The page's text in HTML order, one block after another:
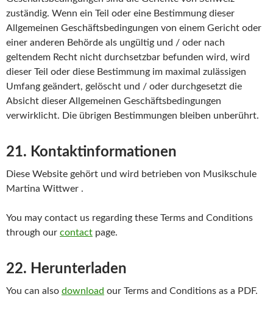
zuständig. Wenn ein Teil oder eine Bestimmung dieser
Allgemeinen Geschäftsbedingungen von einem Gericht oder
einer anderen Behörde als ungültig und / oder nach
geltendem Recht nicht durchsetzbar befunden wird, wird
dieser Teil oder diese Bestimmung im maximal zulässigen
Umfang geändert, gelöscht und / oder durchgesetzt die
Absicht dieser Allgemeinen Geschäftsbedingungen
verwirklicht. Die übrigen Bestimmungen bleiben unberührt.
21. Kontaktinformationen
Diese Website gehört und wird betrieben von Musikschule
Martina Wittwer .
You may contact us regarding these Terms and Conditions
through our contact page.
22. Herunterladen
You can also download our Terms and Conditions as a PDF.